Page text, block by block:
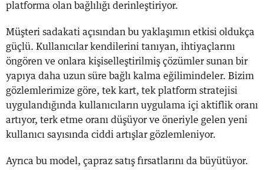
platforma olan bağlılığı derinleştiriyor.
Müşteri sadakati açısından bu yaklaşımın etkisi oldukça
güçlü. Kullanıcılar kendilerini tanıyan, ihtiyaçlarını
öngören ve onlara kişiselleştirilmiş çözümler sunan bir
yapıya daha uzun süre bağlı kalma eğilimindeler. Bizim
gözlemlerimize göre, tek kart, tek platform stratejisi
uygulandığında kullanıcıların uygulama içi aktiflik oranı
artıyor, terk etme oranı düşüyor ve öneriyle gelen yeni
kullanıcı sayısında ciddi artışlar gözlemleniyor.
Ayrıca bu model, çapraz satış fırsatlarını da büyütüyor.